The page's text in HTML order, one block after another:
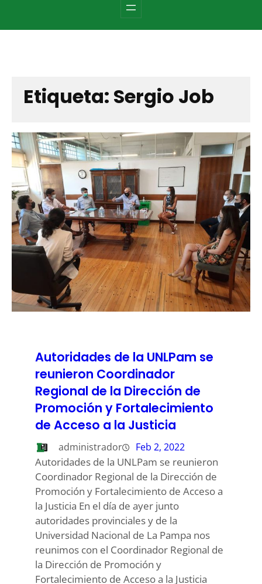
Etiqueta: Sergio Job
Autoridades de la UNLPam se
reunieron Coordinador
Regional de la Dirección de
Promoción y Fortalecimiento
de Acceso a la Justicia
administrador Feb 2, 2022
Autoridades de la UNLPam se reunieron
Coordinador Regional de la Dirección de
Promoción y Fortalecimiento de Acceso a
la Justicia En el día de ayer junto
autoridades provinciales y de la
Universidad Nacional de La Pampa nos
reunimos con el Coordinador Regional de
la Dirección de Promoción y
Fortalecimiento de Acceso a la Justicia